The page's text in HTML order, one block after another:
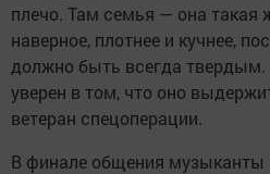
плечо. Там семья — она такая
наверное, плотнее и кучнее,
должно быть всегда
уверен в том, что оно
ветеран спецоперации.
В финале общения музыканты